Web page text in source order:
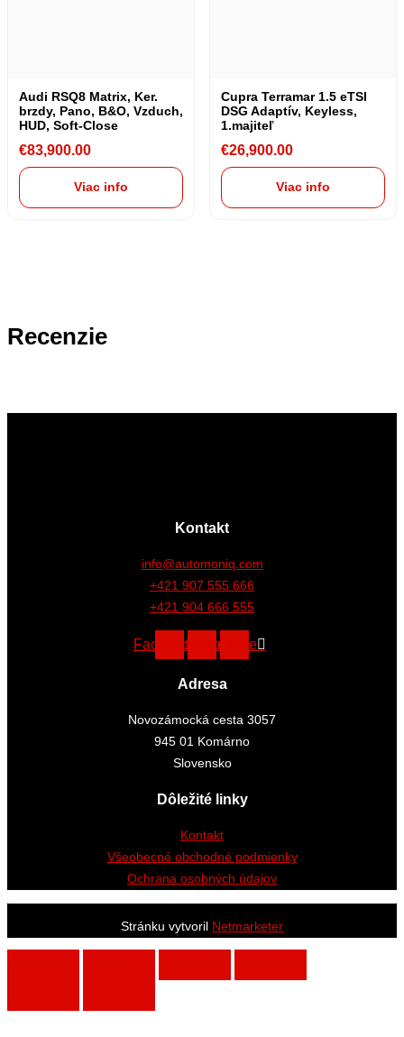
Audi RSQ8 Matrix, Ker.
brzdy, Pano, B&O, Vzduch,
HUD, Soft-Close
€83,900.00
Viac info
Cupra Terramar 1.5 eTSI
DSG Adaptív, Keyless,
1.majiteľ
€26,900.00
Viac info
Recenzie
Kontakt
info@automoniq.com
+421 907 555 666
+421 904 666 555
FacebookInstagramYoutube
Adresa
Novozámocká cesta 3057
945 01 Komárno
Slovensko
Dôležité linky
Kontakt
Všeobecné obchodné podmienky
Ochrana osobných údajov
Stránku vytvoril Netmarketer